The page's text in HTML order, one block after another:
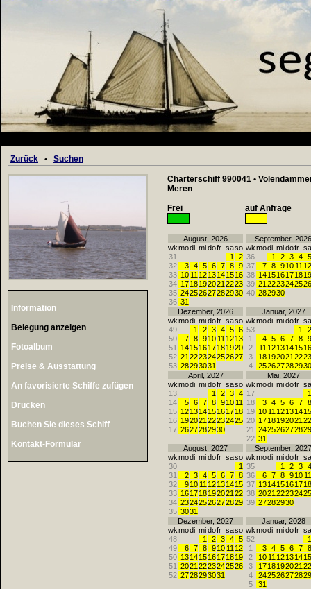
Zurück • Suchen
Information
Belegung anzeigen
Fotoalbum
Preise & Ausstattung
An favorisierte Schiffe zufügen
Drucken
Buchen Sie dieses Schiff
Kontakt-Formular
Charterschiff 990041 •
Meren
Frei
auf Anfrage
August, 2026
wkmodi midofr saso
31
1
2
32
3 4 5 6 7 8 9
33 10 11 1213141516
34 1718192021 2223
35 24252627282930
36 31
September, 2026
wkmodi midofr sa
36
1 2 3 4 5
37
7 8 910 11 12
38 141516171819
39 21 2223242526
40 282930
Dezember, 2026
wkmodi midofr saso
49
1 2 3 4 5 6
50
7 8 910 11 1213
51
14151617181920
52 21 222324252627
53 28293031
Januar, 2027
wkmodi midofr sa
53
1
2
1
4 5 6 7 8 9
2
11 1213141516
3
18192021 2223
4
252627282930
April, 2027
wkmodi midofr saso
13
1 2 3 4
14
5 6 7 8 910 11
15 12131415161718
16 192021 22232425
17 2627282930
Mai, 2027
wkmodi midofr sa
17
1
18
3 4 5 6 7 8
19 10 11 12131415
20 1718192021 22
21 242526272829
22 31
August, 2027
wkmodi midofr saso
30
1
31
2 3 4 5 6 7 8
32
910 11 12131415
33 161718192021 22
34 23242526272829
35 3031
September, 2027
wkmodi midofr sa
35
1 2 3 4
36
6 7 8 910 11
37 131415161718
38 2021 22232425
39 27282930
Dezember, 2027
wkmodi midofr saso
48
1 2 3 4 5
49
6 7 8 910 11 12
50 13141516171819
51 2021 2223242526
52 2728293031
Januar, 2028
wkmodi midofr sa
52
1
1
3 4 5 6 7 8
2
10 11 12131415
3
1718192021 22
4
242526272829
5
31